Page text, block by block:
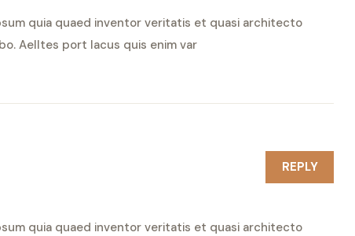
quia quaed inventor veritatis et quasi architecto
Aelltes port lacus quis enim var
quia quaed inventor veritatis et quasi architecto
REPLY